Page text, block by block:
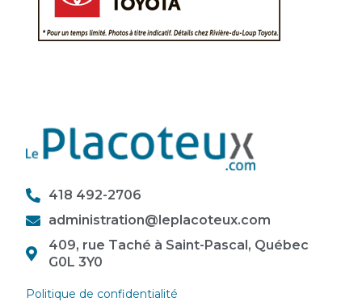
418 492-2706
administration@leplacoteux.com
409, rue Taché à Saint-Pascal, Québec
G0L 3Y0
Politique de confidentialité